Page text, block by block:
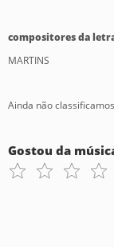
compositores da
MARTINS
Ainda não
Gostou da